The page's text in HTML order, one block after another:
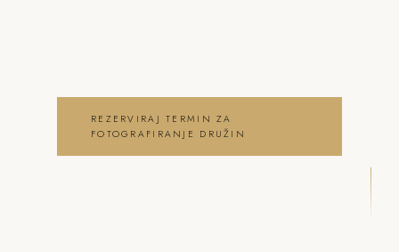
REZERVIRAJ TERMIN ZA
FOTOGRAFIRANJE DRUŽIN